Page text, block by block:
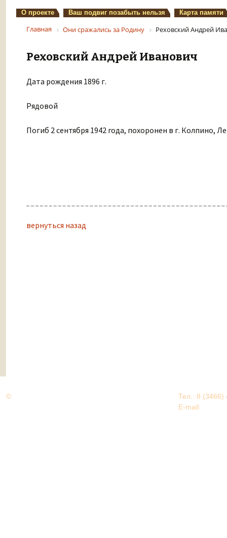
О проекте Ваш подвиг позабыть нельзя Карта памяти
Главная Они сражались за Родину Реховский Андрей
Реховский Андрей Иванович
Дата рождения 1896 г.
Рядовой
Погиб 2 сентября 1942 года, похоронен в г. Колпино,
вернуться назад
©
Тел.: 8 (3466)
E-mail: